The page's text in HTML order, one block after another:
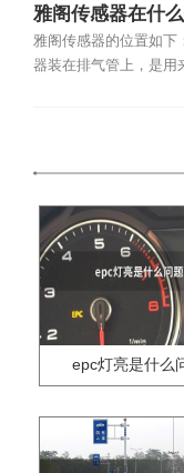
雅阁传感器在什
雅阁传感器的位置如下
器装在排气管上，是用
epc灯亮是什么